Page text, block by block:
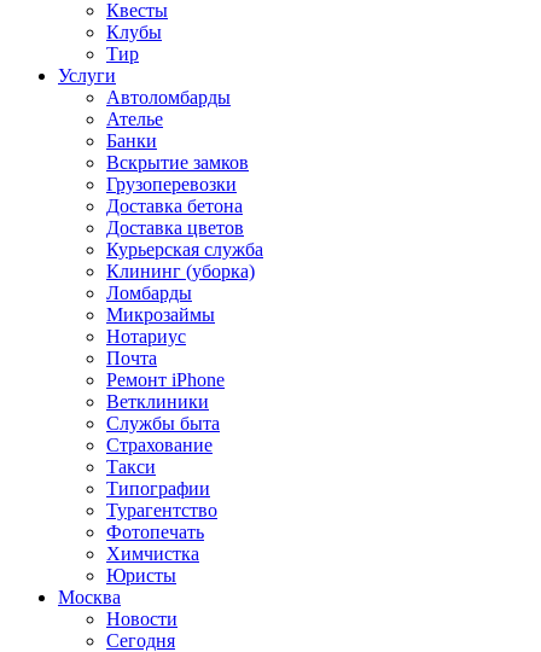
Квесты
Клубы
Тир
Услуги
Автоломбарды
Ателье
Банки
Вскрытие замков
Грузоперевозки
Доставка бетона
Доставка цветов
Курьерская служба
Клининг (уборка)
Ломбарды
Микрозаймы
Нотариус
Почта
Ремонт iPhone
Ветклиники
Службы быта
Страхование
Такси
Типографии
Турагентство
Фотопечать
Химчистка
Юристы
Москва
Новости
Сегодня